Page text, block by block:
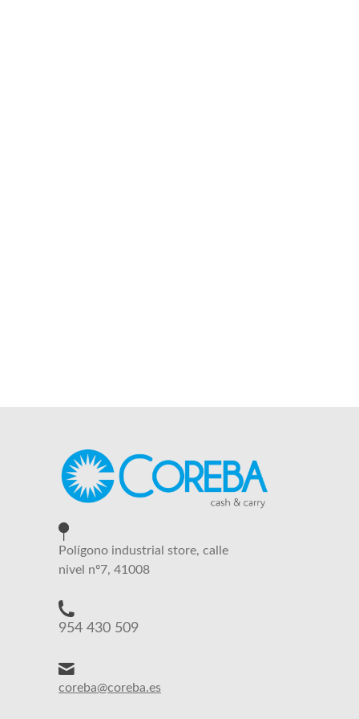
Polígono industrial store, calle
nivel nº7, 41008
954 430 509
coreba@coreba.es